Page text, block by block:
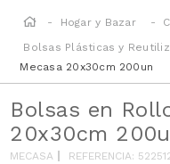
Hogar y Bazar
Bolsas Plásticas y
Mecasa 20x30cm 200un
Bolsas en
20x30cm
MECASA REFERENCIA: